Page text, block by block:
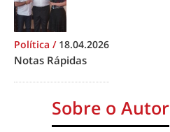
Política / 18.04.2026
Notas Rápidas
Sobre o Autor